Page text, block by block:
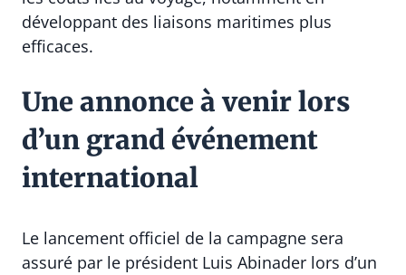
développant des liaisons maritimes plus
efficaces.
Une annonce à venir lors
d’un grand événement
international
Le lancement officiel de la campagne sera
assuré par le président Luis Abinader lors d’un